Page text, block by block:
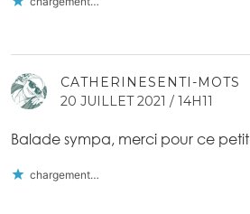
CATHERINESENTI-MOTS
20 JUILLET 2021 / 14H11
Balade sympa, merci pour ce
chargement…